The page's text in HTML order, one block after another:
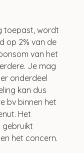
toepast, wordt
op 2% van de
van het
Je mag
onderdeel
kan dus
bv binnen het
Het
gebruikt
het concern.